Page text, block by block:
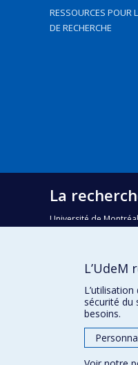
RESSOURCES POUR
DE RECHERCHE
La
Université de Montréal
Courriel:
sécurité du
besoins.